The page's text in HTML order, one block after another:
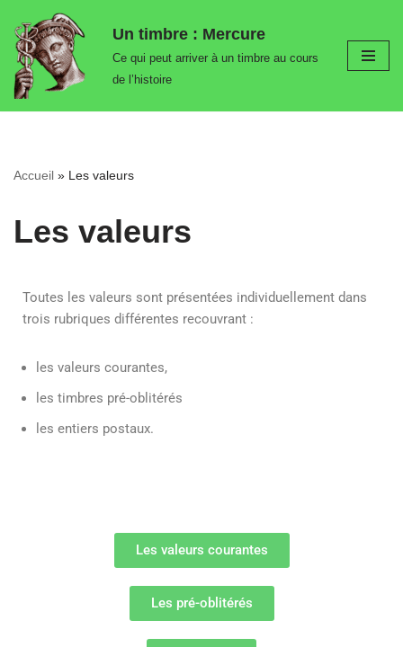
Aller
au
contenu
Un timbre : Mercure
Ce qui peut arriver à un timbre au cours
de l’histoire
Accueil » Les valeurs
Les valeurs
Toutes les valeurs sont présentées individuellement dans
trois rubriques différentes recouvrant :
les valeurs courantes,
les timbres pré-oblitérés
les entiers postaux.
Les valeurs courantes
Les pré-oblitérés